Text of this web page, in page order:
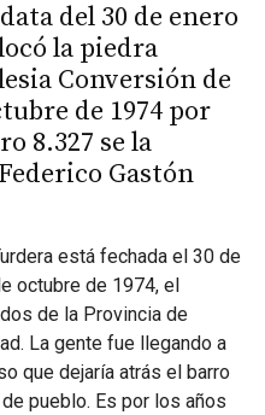
del 30 de enero
la piedra
Conversión de
de 1974 por
8.327 se la
Gastón
está fechada el 30 de
octubre de 1974, el
de la Provincia de
La gente fue llegando a
que dejaría atrás el barro
pueblo. Es por los años